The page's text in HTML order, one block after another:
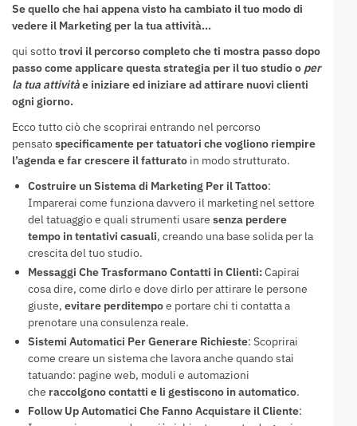
Se quello che hai appena visto ha cambiato il tuo modo di
vedere il Marketing per la tua attività…
qui sottotrovi il percorso completo che ti mostra passo dopo
passo come applicare questa strategia per il tuo studio o per
la tua attivitàe iniziare ed iniziare ad attirare nuovi clienti
ogni giorno.
Ecco tutto ciò che scoprirai entrando nel percorso
pensatospecificamente per tatuatori che vogliono riempire
l’agenda e far crescere il fatturato in modo strutturato.
Costruire un Sistema di Marketing Per il Tattoo:
Imparerai come funziona davvero il marketing nel settore
del tatuaggio e quali strumenti usare senza perdere
tempo in tentativi casuali, creando una base solida per la
crescita del tuo studio.
Messaggi Che Trasformano Contatti in Clienti:Capirai
cosa dire, come dirlo e dove dirlo per attirare le persone
giuste, evitare perditempoe portare chi ti contatta a
prenotare una consulenza reale.
Sistemi Automatici Per Generare Richieste: Scoprirai
come creare un sistema che lavora anche quando stai
tatuando: pagine web, moduli e automazioni
che raccolgono contatti e li gestiscono in automatico.
Follow Up Automatici Che Fanno Acquistare il Cliente: